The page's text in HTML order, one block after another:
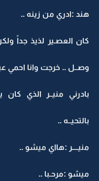
هند :ادري من زينه ..
كان العصـير لذيذ جداً
وصــل .. خرجت وانا احمي
بادرني منيــر الذي
بالتحيــه ..
منيــــر :هااي ميشو ..
ميشو :مرحـبا ..